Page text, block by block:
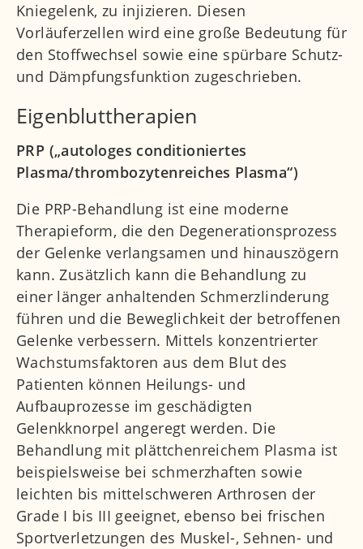
Kniegelenk, zu injizieren. Diesen
Vorläuferzellen wird eine große Bedeutung für
den Stoffwechsel sowie eine spürbare Schutz-
und Dämpfungsfunktion zugeschrieben.
Eigenbluttherapien
PRP („autologes conditioniertes
Plasma/thrombozytenreiches Plasma“)
Die PRP-Behandlung ist eine moderne
Therapieform, die den Degenerationsprozess
der Gelenke verlangsamen und hinauszögern
kann. Zusätzlich kann die Behandlung zu
einer länger anhaltenden Schmerzlinderung
führen und die Beweglichkeit der betroffenen
Gelenke verbessern. Mittels konzentrierter
Wachstumsfaktoren aus dem Blut des
Patienten können Heilungs- und
Aufbauprozesse im geschädigten
Gelenkknorpel angeregt werden. Die
Behandlung mit plättchenreichem Plasma ist
beispielsweise bei schmerzhaften sowie
leichten bis mittelschweren Arthrosen der
Grade I bis III geeignet, ebenso bei frischen
Sportverletzungen des Muskel-, Sehnen- und